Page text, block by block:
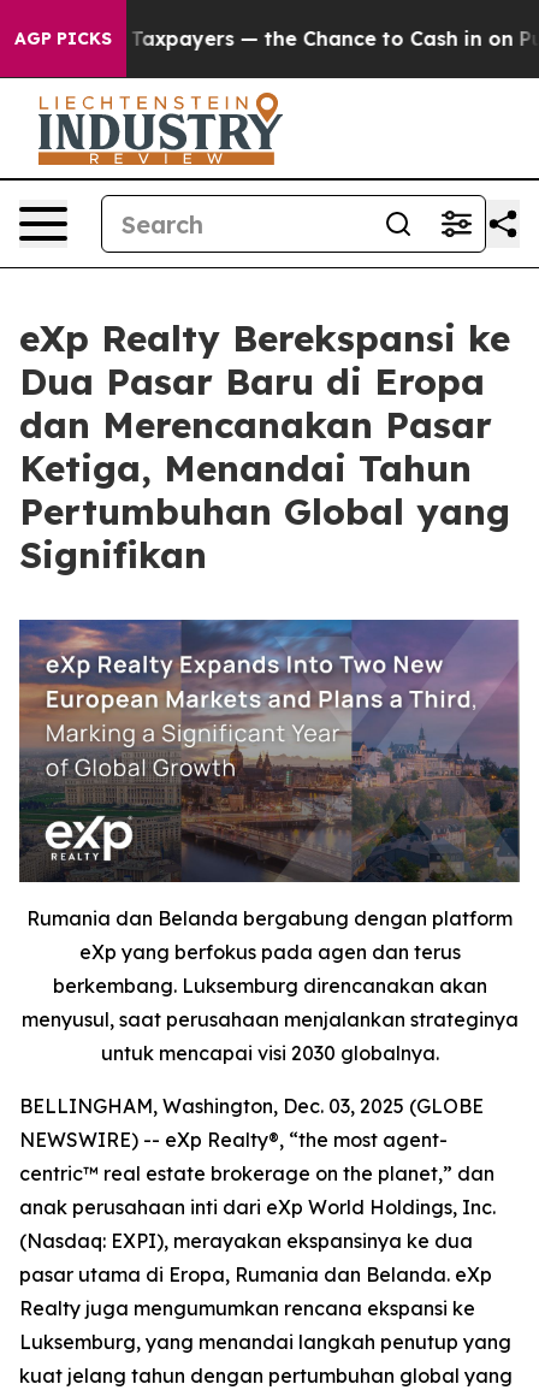
AGP PICKS
Taxpayers — the Chance to Cash in on Publicly
eXp Realty Berekspansi ke
Dua Pasar Baru di Eropa
dan Merencanakan Pasar
Ketiga, Menandai Tahun
Pertumbuhan Global yang
Signifikan
Rumania dan Belanda bergabung dengan platform
eXp yang berfokus pada agen dan terus
berkembang. Luksemburg direncanakan akan
menyusul, saat perusahaan menjalankan strateginya
untuk mencapai visi 2030 globalnya.
BELLINGHAM, Washington, Dec. 03, 2025 (GLOBE
NEWSWIRE) -- eXp Realty®, “the most agent-
centric™ real estate brokerage on the planet,” dan
anak perusahaan inti dari eXp World Holdings, Inc.
(Nasdaq: EXPI), merayakan ekspansinya ke dua
pasar utama di Eropa, Rumania dan Belanda. eXp
Realty juga mengumumkan rencana ekspansi ke
Luksemburg, yang menandai langkah penutup yang
kuat jelang tahun dengan pertumbuhan global yang